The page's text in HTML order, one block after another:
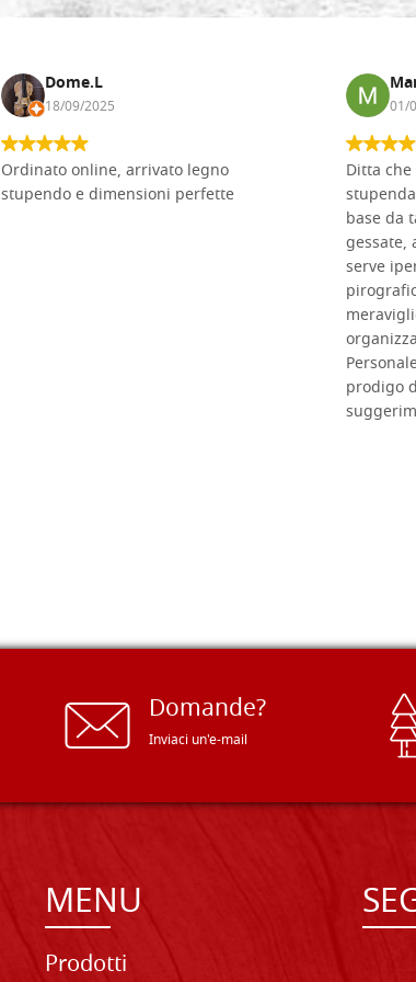
€ 6,00
Gemma di Ametista dimensione 6x4 mm a
Goccia
€ 4,60
Gemma di Ametista dimensione 8x6 mm a
Gemma di Ametista dimensione 5x4 mm
Dome.L
18/09/2025
Ordinato online, arrivato legno
stupendo e dimensioni perfette
01/
Ditta
base da
gessate,
serve
prodigo
Domande?
Inviaci un'e-mail
MENU
Prodotti